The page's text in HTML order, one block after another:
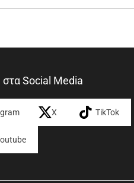
Social Media
X TikTok